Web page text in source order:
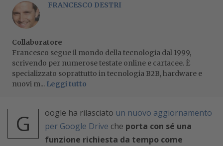
FRANCESCO DESTRI
Collaboratore
Francesco segue il mondo della tecnologia dal 1999,
scrivendo per numerose testate online e cartacee. È
specializzato soprattutto in tecnologia B2B, hardware e
nuovi m... Leggi tutto
G oogle ha rilasciato un nuovo aggiornamento
per Google Drive che porta con sé una
funzione richiesta da tempo come